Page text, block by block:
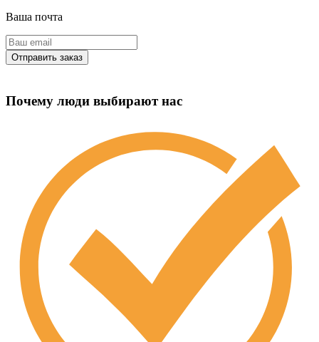
Ваша почта
Почему люди выбирают нас